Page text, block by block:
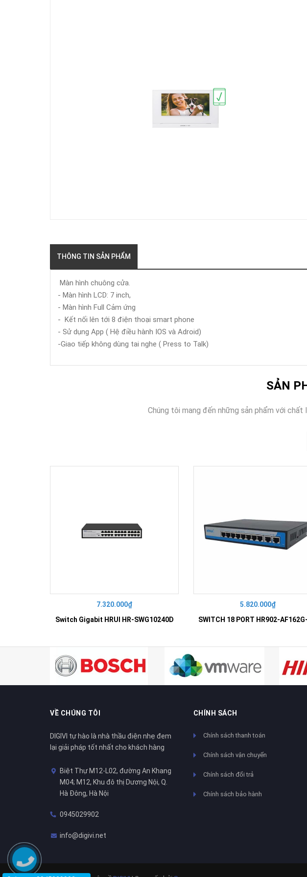
THÔNG TIN SẢN PHẨM
Màn hình chuông cửa.
- Màn hình LCD: 7 inch,
- Màn hình Full Cảm ứng
- Kết nối lên tới 8 điện thoại smart phone
- Sử dụng App ( Hệ điều hành IOS và Adroid)
-Giao tiếp không dùng tai nghe ( Press to Talk)
SẢN
Chúng tôi mang đến những sản phẩm với
7.320.000₫
Switch Gigabit HRUI HR-SWG10240D
5.820.000₫
VỀ CHÚNG TÔI
DIGIVI tự hào là nhà thầu điện nhẹ đem
lại giải pháp tốt nhất cho khách hàng
Biệt Thự M12-L02, đường An Khang
M04; M12, Khu đô thị Dương Nội, Q.
Hà Đông, Hà Nội
0945029902
info@digivi.net
CHÍNH SÁCH
Chính sách thanh toán
Chính sách vận chuyển
Chính sách đổi trả
Chính sách bảo hành